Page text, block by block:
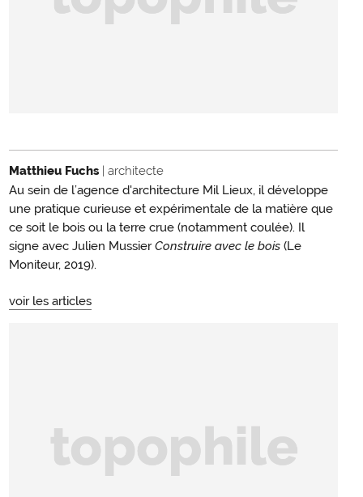
Matthieu Fuchs | architecte
Au sein de l’agence d'architecture Mil Lieux, il développe
une pratique curieuse et expérimentale de la matière que
ce soit le bois ou la terre crue (notamment coulée). Il
signe avec Julien MussierConstruire avec le bois (Le
Moniteur, 2019).
voir les articles